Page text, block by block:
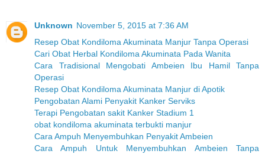
Unknown November 5, 2015 at 7:36 AM
Resep Obat Kondiloma Akuminata Manjur Tanpa Operasi
Cari Obat Herbal Kondiloma Akuminata Pada Wanita
Cara Tradisional Mengobati Ambeien Ibu Hamil Tanpa
Operasi
Resep Obat Kondiloma Akuminata Manjur di Apotik
Pengobatan Alami Penyakit Kanker Serviks
Terapi Pengobatan sakit Kanker Stadium 1
obat kondiloma akuminata terbukti manjur
Cara Ampuh Menyembuhkan Penyakit Ambeien
Cara Ampuh Untuk Menyembuhkan Ambeien Tanpa